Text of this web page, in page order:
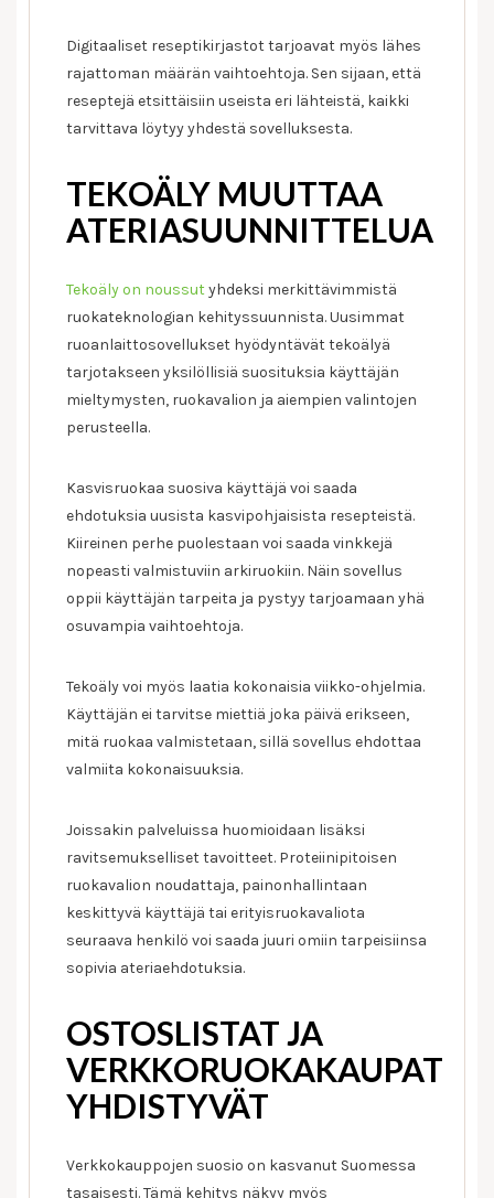
Digitaaliset reseptikirjastot tarjoavat myös lähes
rajattoman määrän vaihtoehtoja. Sen sijaan, että
reseptejä etsittäisiin useista eri lähteistä, kaikki
tarvittava löytyy yhdestä sovelluksesta.
TEKOÄLY MUUTTAA
ATERIASUUNNITTELUA
Tekoäly on noussutyhdeksi merkittävimmistä
ruokateknologian kehityssuunnista. Uusimmat
ruoanlaittosovellukset hyödyntävät tekoälyä
tarjotakseen yksilöllisiä suosituksia käyttäjän
mieltymysten, ruokavalion ja aiempien valintojen
perusteella.
Kasvisruokaa suosiva käyttäjä voi saada
ehdotuksia uusista kasvipohjaisista resepteistä.
Kiireinen perhe puolestaan voi saada vinkkejä
nopeasti valmistuviin arkiruokiin. Näin sovellus
oppii käyttäjän tarpeita ja pystyy tarjoamaan yhä
osuvampia vaihtoehtoja.
Tekoäly voi myös laatia kokonaisia viikko-ohjelmia.
Käyttäjän ei tarvitse miettiä joka päivä erikseen,
mitä ruokaa valmistetaan, sillä sovellus ehdottaa
valmiita kokonaisuuksia.
Joissakin palveluissa huomioidaan lisäksi
ravitsemukselliset tavoitteet. Proteiinipitoisen
ruokavalion noudattaja, painonhallintaan
keskittyvä käyttäjä tai erityisruokavaliota
seuraava henkilö voi saada juuri omiin tarpeisiinsa
sopivia ateriaehdotuksia.
OSTOSLISTAT JA
VERKKORUOKAKAUPAT
YHDISTYVÄT
Verkkokauppojen suosio on kasvanut Suomessa
tasaisesti. Tämä kehitys näkyy myös